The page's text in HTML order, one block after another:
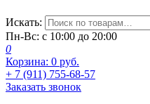
Искать:
Пн-Вс: с 10:00 до 20:00
0
Корзина: 0 руб.
+ 7 (911) 755-68-57
Заказать звонок